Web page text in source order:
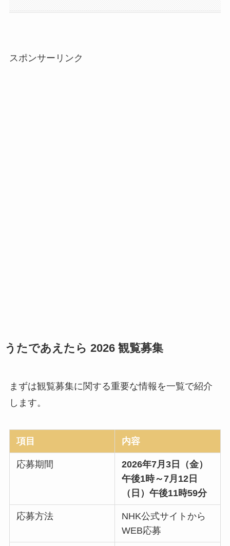
スポンサーリンク
うたであえたら 2026 観覧募集
まずは観覧募集に関する重要な情報を一覧で紹介
します。
項目 内容
応募期間
2026年7月3日（金）
午後1時～7月12日
（日）午後11時59分
応募方法
NHK公式サイトから
WEB応募